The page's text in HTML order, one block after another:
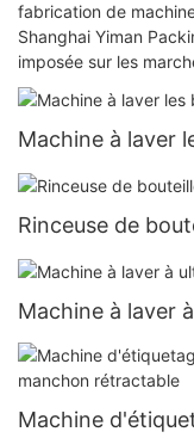
fabrication de
Shanghai Yiman
imposée sur les
Machine à laver
Rinceuse de
Machine à laver
Machine